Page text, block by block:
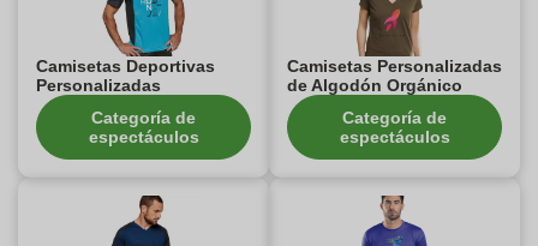
Camisetas Deportivas
Personalizadas
Categoría de
espectáculos
Camisetas Personalizadas
de Algodón Orgánico
Categoría de
espectáculos